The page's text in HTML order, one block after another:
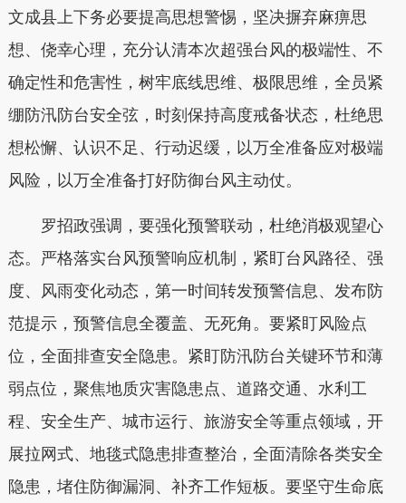
文成县上下务必要提高思想警惕，坚决摒弃麻痹思
想、侥幸心理，充分认清本次超强台风的极端性、不
确定性和危害性，树牢底线思维、极限思维，全员紧
绷防汛防台安全弦，时刻保持高度戒备状态，杜绝思
想松懈、认识不足、行动迟缓，以万全准备应对极端
风险，以万全准备打好防御台风主动仗。
罗招政强调， 要强化预警联动，杜绝消极观望心
态。 严格落实台风预警响应机制，紧盯台风路径、强
度、风雨变化动态，第一时间转发预警信息、发布防
范提示，预警信息全覆盖、无死角。 要紧盯风险点
位，全面排查安全隐患。 紧盯防汛防台关键环节和薄
弱点位，聚焦地质灾害隐患点、道路交通、水利工
程、安全生产、城市运行、旅游安全等重点领域，开
展拉网式、地毯式隐患排查整治，全面清除各类安全
隐患，堵住防御漏洞、补齐工作短板。 要坚守生命底